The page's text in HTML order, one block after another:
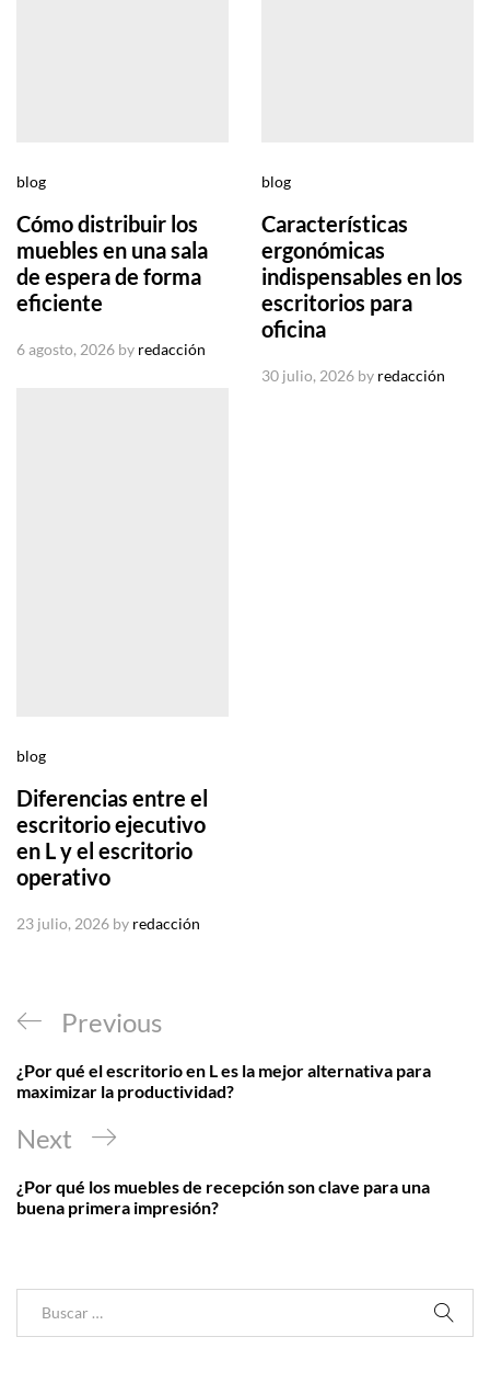
blog
Cómo distribuir los
muebles en una sala
de espera de forma
eficiente
6 agosto, 2026 by redacción
blog
Características
ergonómicas
indispensables en los
escritorios para
oficina
30 julio, 2026 by redacción
blog
Diferencias entre el
escritorio ejecutivo
en L y el escritorio
operativo
23 julio, 2026 by redacción
Navegación
de
entradas
Previous
Post
Previous
¿Por qué el escritorio en L es la mejor alternativa para
maximizar la productividad?
Next
Post
Next
¿Por qué los muebles de recepción son clave para una
buena primera impresión?